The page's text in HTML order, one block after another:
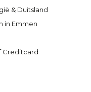
& Duitsland
in Emmen
Creditcard